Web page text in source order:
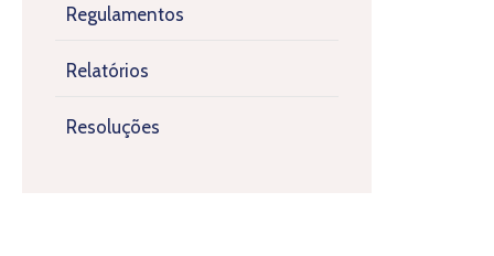
Regulamentos
Relatórios
Resoluções